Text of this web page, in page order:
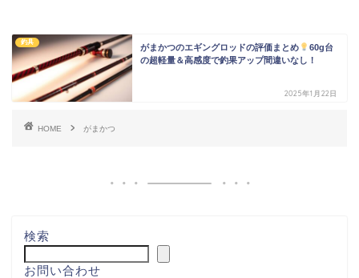
釣具
がまかつのエギングロッドの評価まとめ
60g台
の超軽量＆高感度で釣果アップ間違いなし！
2025年1月22日
HOME がまかつ
検索
お問い合わせ